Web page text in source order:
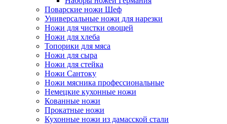
Поварские ножи Шеф
Универсальные ножи для нарезки
Ножи для чистки овощей
Ножи для хлеба
Топорики для мяса
Ножи для сыра
Ножи для стейка
Ножи Сантоку
Ножи мясника профессиональные
Немецкие кухонные ножи
Кованные ножи
Прокатные ножи
Кухонные ножи из дамасской стали